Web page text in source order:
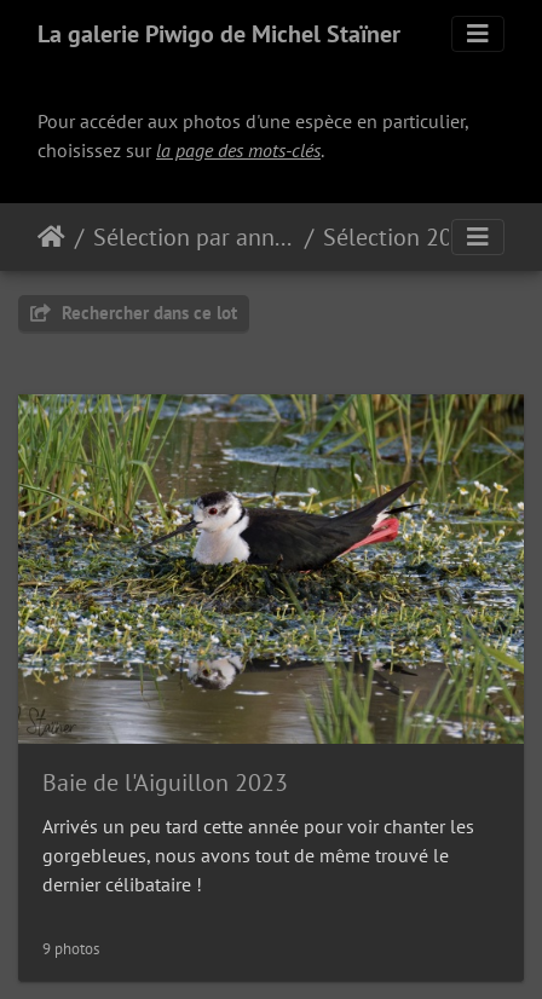
La galerie Piwigo de Michel Staïner
Pour accéder aux photos d'une espèce en particulier,
choisissez surla page des mots-clés.
Sélection par année Sélection 2023
Rechercher dans ce lot
Baie de l'Aiguillon 2023
Arrivés un peu tard cette année pour voir chanter les
gorgebleues, nous avons tout de même trouvé le
dernier célibataire !
9 photos